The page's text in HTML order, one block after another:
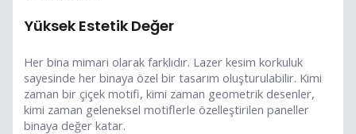
Yüksek Estetik Değer
Her bina mimari olarak farklıdır. Lazer kesim korkuluk
sayesinde her binaya özel bir tasarım oluşturulabilir. Kimi
zaman bir çiçek motifi, kimi zaman geometrik desenler,
kimi zaman geleneksel motiflerle özelleştirilen paneller
binaya değer katar.